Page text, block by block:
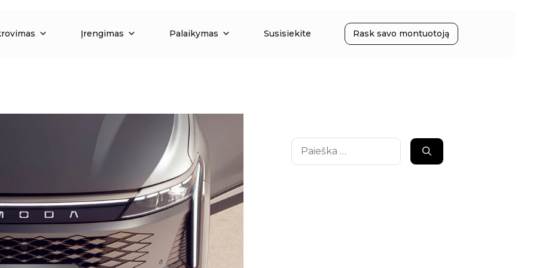
Įrengimas Palaikymas Susisiekite Rask savo montuotoją
Ieškoti: